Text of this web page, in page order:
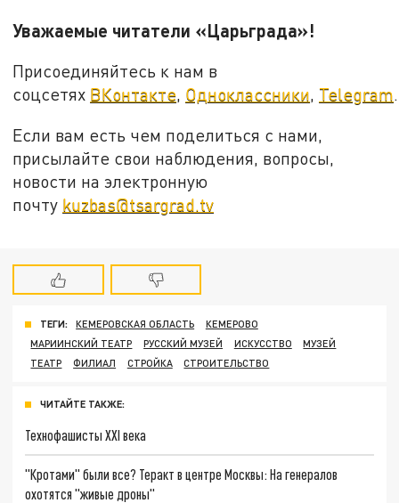
Уважаемые читатели «Царьграда»!
Присоединяйтесь к нам в
соцсетях ВКонтакте, Одноклассники, Telegram.
Если вам есть чем поделиться с нами,
присылайте свои наблюдения, вопросы,
новости на электронную
почту kuzbas@tsargrad.tv
ТЕГИ: КЕМЕРОВСКАЯ ОБЛАСТЬ
КЕМЕРОВО
МАРИИНСКИЙ ТЕАТР
РУССКИЙ МУЗЕЙ ИСКУССТВО
МУЗЕЙ
ТЕАТР
ФИЛИАЛ СТРОЙКА СТРОИТЕЛЬСТВО
ЧИТАЙТЕ ТАКЖЕ:
Технофашисты XXI века
"Кротами" были все? Теракт в центре Москвы: На генералов
охотятся "живые дроны"